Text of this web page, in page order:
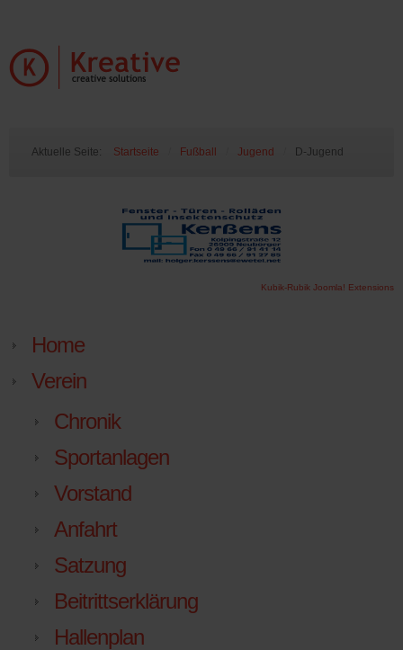
Aktuelle Seite: Startseite Fußball Jugend D-Jugend
Kubik-Rubik Joomla! Extensions
Home
Verein
Chronik
Sportanlagen
Vorstand
Anfahrt
Satzung
Beitrittserklärung
Hallenplan